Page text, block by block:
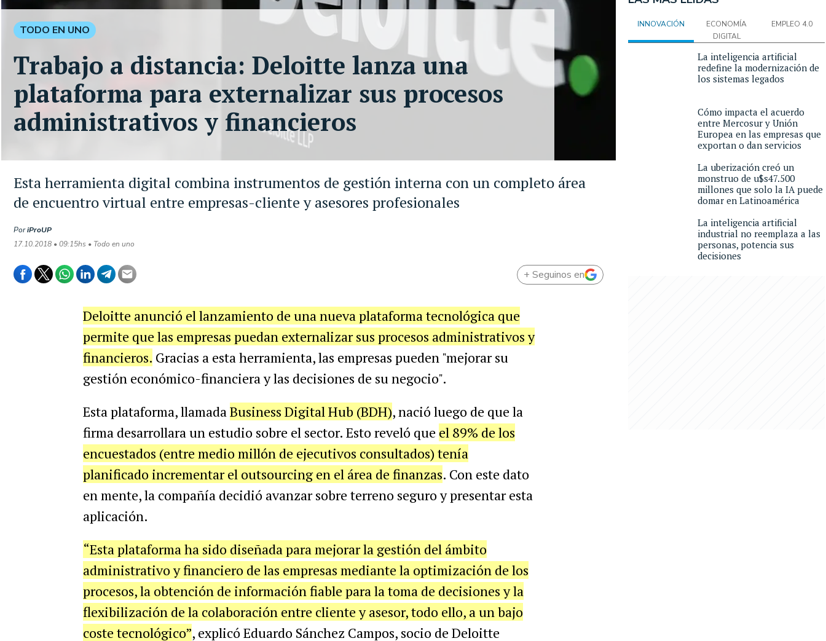
Esta herramienta digital combina instrumentos de gestión interna con un completo área
de encuentro virtual entre empresas-cliente y asesores profesionales
PoriProUP
17.10.2018 • 09:15hs • Todo en uno
TODO EN UNO
Trabajo a distancia: Deloitte lanza una
plataforma para externalizar sus procesos
administrativos y financieros
+ Seguinos en
Deloitte anunció el lanzamiento de una nueva plataforma tecnológica que
permite que las empresas puedan externalizar sus procesos administrativos y
financieros. Gracias a esta herramienta, las empresas pueden "mejorar su
gestión económico-financiera y las decisiones de su negocio".
Esta plataforma, llamadaBusiness Digital Hub (BDH), nació luego de que la
firma desarrollara un estudio sobre el sector. Esto reveló que el 89% de los
encuestados (entre medio millón de ejecutivos consultados) tenía
planificado incrementar el outsourcing en el área de finanzas. Con este dato
en mente, la compañía decidió avanzar sobre terreno seguro y presentar esta
aplicación.
“Esta plataforma ha sido diseñada para mejorar la gestión del ámbito
administrativo y financiero de las empresas mediante la optimización de los
procesos, la obtención de información fiable para la toma de decisiones y la
flexibilización de la colaboración entre cliente y asesor, todo ello, a un bajo
coste tecnológico”, explicó Eduardo Sánchez Campos, socio de Deloitte
INNOVACIÓN
ECONOMÍA
DIGITAL
EMPLEO 4.0
La inteligencia artificial
redefine la modernización de
los sistemas legados
Cómo impacta el acuerdo
entre Mercosur y Unión
Europea en las empresas que
exportan o dan servicios
La uberización creó un
monstruo de u$s47.500
millones que solo la IA puede
domar en Latinoamérica
La inteligencia artificial
industrial no reemplaza a las
personas, potencia sus
decisiones